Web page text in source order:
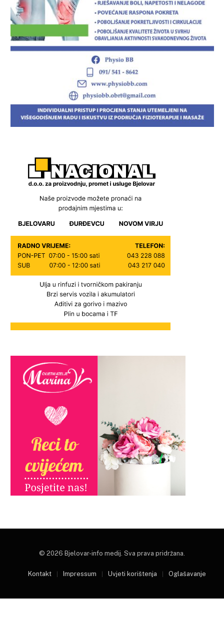
© 2026 Bjelovar-info medij. Sva prava pridržana.
Kontakt Impressum Uvjeti korištenja Oglašavanje